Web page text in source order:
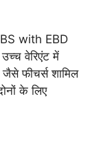
with EBD
वेरिएंट में
जैसे फीचर्स शामिल
के लिए